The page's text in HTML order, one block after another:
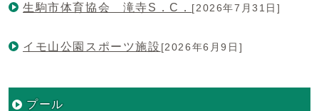
生駒市体育協会 滝寺S．C． [2026年7月31日]
イモ山公園スポーツ施設 [2026年6月9日]
プール